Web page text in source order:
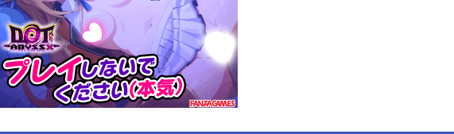
【画像】伊藤舞雪とかいうＡＶ女優ｗｗｗｗｗｗｗｗｗｗw
【緊急】肛門にスティックのり入れたけど出てこないの！！
お知らせ
【動画】世界一過酷なオフロードレースのコース設計が絶対におかしい（笑）